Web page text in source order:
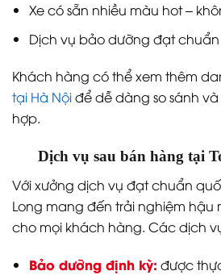
Xe có sẵn nhiều màu hot –
Dịch vụ bảo dưỡng đạt
Khách hàng có thể xem thêm
tại Hà Nộiđể dễ dàng so sánh
hợp.
Dịch vụ sau bán hàng tại
Với xưởng dịch vụ đạt chuẩn
Long mang đến trải nghiệm hậu
cho mọi khách hàng. Các dịch
Bảo dưỡng định kỳ: được